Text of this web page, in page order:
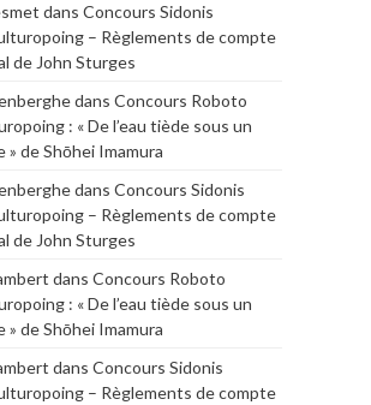
dans Concours Sidonis
– Règlements de compte
de John Sturges
dans Concours Roboto
: « De l’eau tiède sous un
» de Shōhei Imamura
dans Concours Sidonis
– Règlements de compte
de John Sturges
dans Concours Roboto
: « De l’eau tiède sous un
» de Shōhei Imamura
dans Concours Sidonis
– Règlements de compte